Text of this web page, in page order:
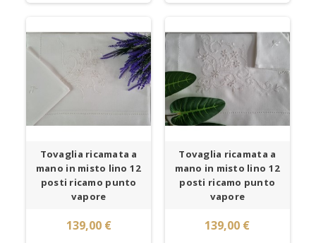
Tovaglia ricamata a
mano in misto lino 12
posti ricamo punto
vapore
139,00 €
Tovaglia ricamata a
mano in misto lino 12
posti ricamo punto
vapore
139,00 €